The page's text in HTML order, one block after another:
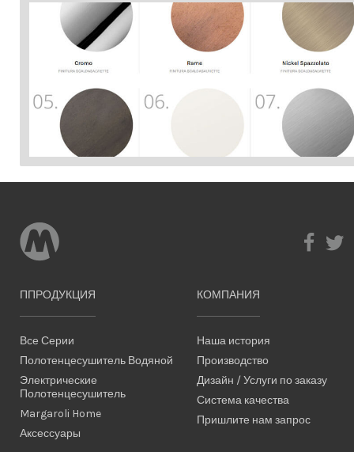
ППРОДУКЦИЯ
Все Серии
Полотенцесушитель Водяной
Электрические
Полотенцесушитель
Margaroli Home
Аксессуары
КОМПАНИЯ
Наша история
Производство
Дизайн / Услуги по заказу
Система качества
Пришлите нам запрос